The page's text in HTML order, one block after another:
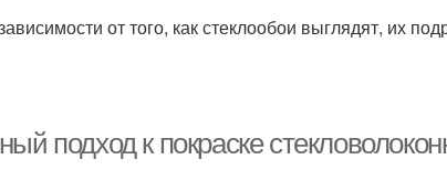
от того, как стеклообои выглядят, их
подход к покраске